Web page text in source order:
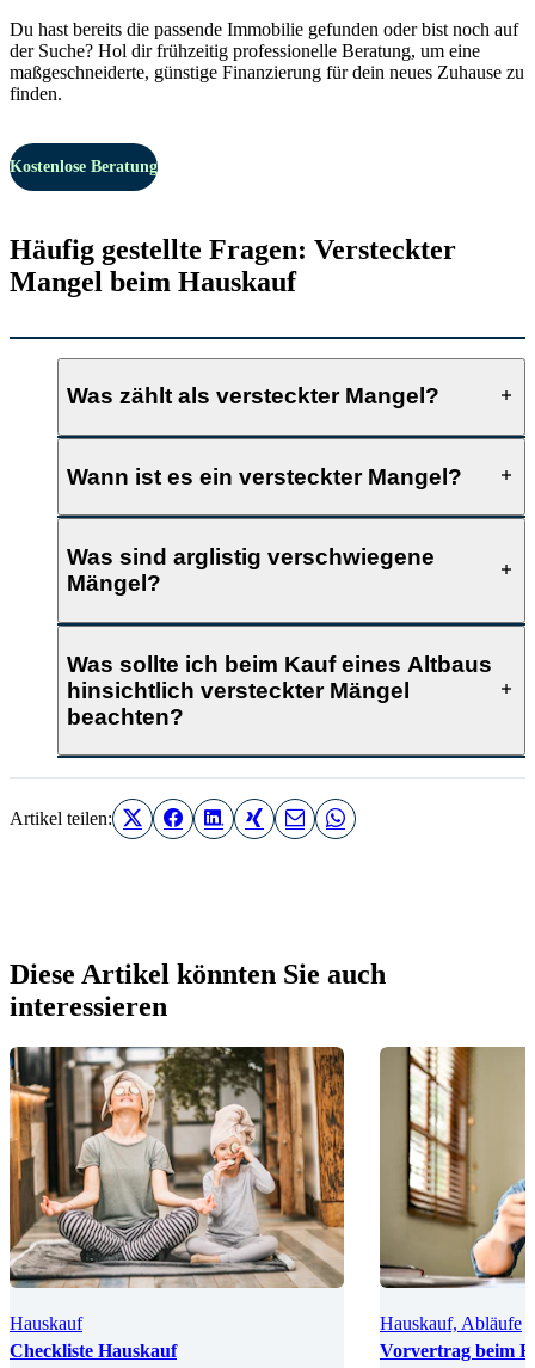
Du hast bereits die passende Immobilie gefunden oder bist noch auf
der Suche? Hol dir frühzeitig professionelle Beratung, um eine
maßgeschneiderte, günstige Finanzierung für dein neues Zuhause zu
finden.
Kostenlose Beratung
Häufig gestellte Fragen: Versteckter
Mangel beim Hauskauf
Was zählt als versteckter Mangel?
Wann ist es ein versteckter Mangel?
Was sind arglistig verschwiegene
Mängel?
Was sollte ich beim Kauf eines Altbaus
hinsichtlich versteckter Mängel
beachten?
Artikel teilen:
Diese Artikel könnten Sie auch
interessieren
Hauskauf
Checkliste Hauskauf
Hauskauf, Abläufe
Vorvertrag beim